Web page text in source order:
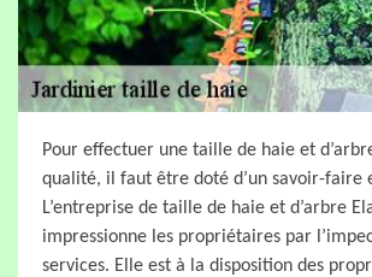
Pour effectuer une taille de haie et
qualité, il faut être doté d’un savoir-faire
L’entreprise de taille de haie et d’arbre
impressionne les propriétaires par
services. Elle est à la disposition des